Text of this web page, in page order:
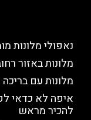
נאפולי מלונות
מלונות באזור
מלונות עם
איפה לא כדאי
להכיר מראש